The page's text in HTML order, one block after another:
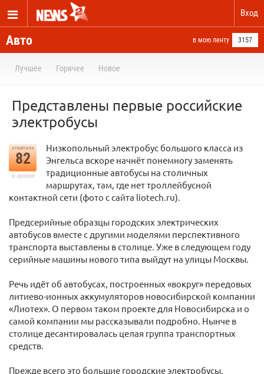
Вход
Авто в мою ленту 3157
Лучшее Горячее Новое
Представлены первые российские
электробусы
отметили
82
в архиве
Низкопольный электробус большого класса из
Энгельса вскоре начнёт понемногу заменять
традиционные автобусы на столичных
маршрутах, там, где нет троллейбусной
контактной сети (фото с сайта liotech.ru).
Предсерийные образцы городских электрических
автобусов вместе с другими моделями перспективного
транспорта выставлены в столице. Уже в следующем году
серийные машины нового типа выйдут на улицы Москвы.
Речь идёт об автобусах, построенных «вокруг» передовых
литиево-ионных аккумуляторов новосибирской компании
«Лиотех». О первом таком проекте для Новосибирска и о
самой компании мы рассказывали подробно. Нынче в
столице десантировалась целая группа транспортных
средств.
Прежде всего это большие городские электробусы,